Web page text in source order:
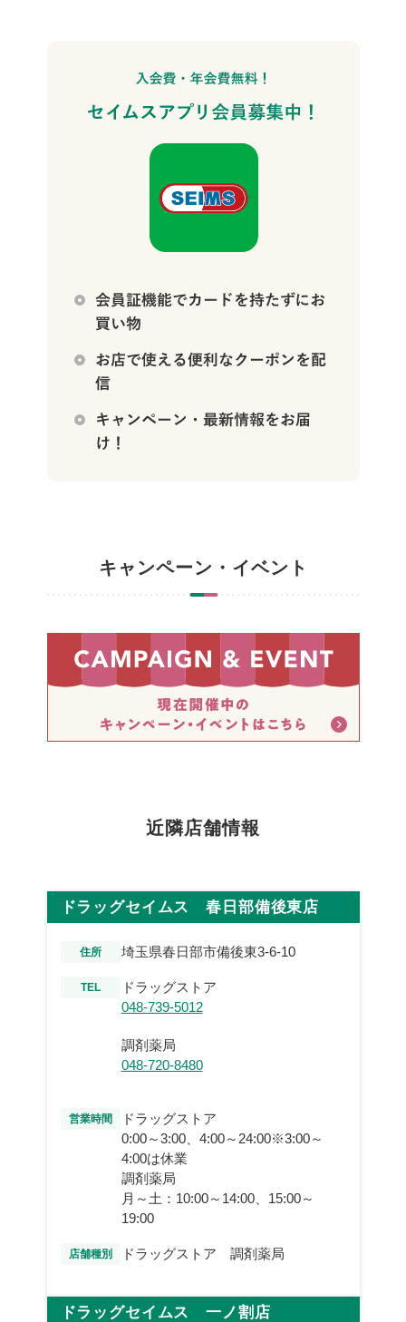
キャンペーン・イベント
近隣店舗情報
ドラッグセイムス 春日部備後東店
住所 埼玉県春日部市備後東3-6-10
TEL
ドラッグストア
048-739-5012
調剤薬局
048-720-8480
営業時間
ドラッグストア
0:00～3:00、4:00～24:00※3:00～
4:00は休業
調剤薬局
月～土：10:00～14:00、15:00～
19:00
店舗種別 ドラッグストア 調剤薬局
ドラッグセイムス 一ノ割店